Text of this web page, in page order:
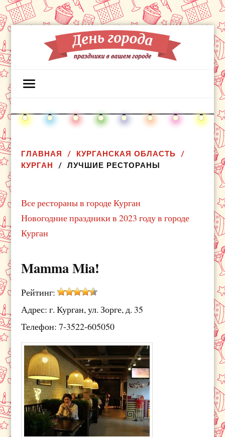
ГЛАВНАЯ
КУРГАНСКАЯ ОБЛАСТЬ
КУРГАН
ЛУЧШИЕ РЕСТОРАНЫ
Все рестораны в городе Курган
Новогодние праздники в 2023 году в городе
Курган
Mamma Mia!
Рейтинг:
Адрес: г. Курган, ул. Зорге, д. 35
Телефон: 7-3522-605050